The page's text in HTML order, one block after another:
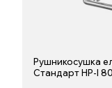
Рушникосушка
Стандарт НР-І